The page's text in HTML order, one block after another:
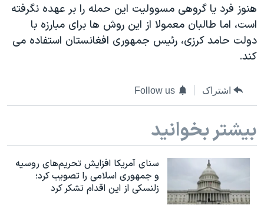
اقتصادی
علم و فناوری
آرشیو پخش زنده
حمله جمهوری اسلامی به اسرائیل
رمز مهسا
مجموعه مستندهای دادخواهی
دادگاه حمید نوری
چهل سال گروگان‌گیری
قانون شفافیت دارائی کادر رهبری ایران
اعتراضات مردمی آبان ۹۸
زبانهای مختلف
هنوز فرد یا گروهی مسوولیت این حمله را بر عهده نگرفته
است، اما طالبان معمولا از این روش ها برای مبارزه با
دولت حامد کرزی، رئیس جمهوری افغانستان استفاده می
کند.
اشتراک Follow us
بیشتر بخوانید
سنای آمریکا افزایش تحریم‌های روسیه
و جمهوری اسلامی را تصویب کرد؛
زلنسکی از این اقدام تشکر کرد